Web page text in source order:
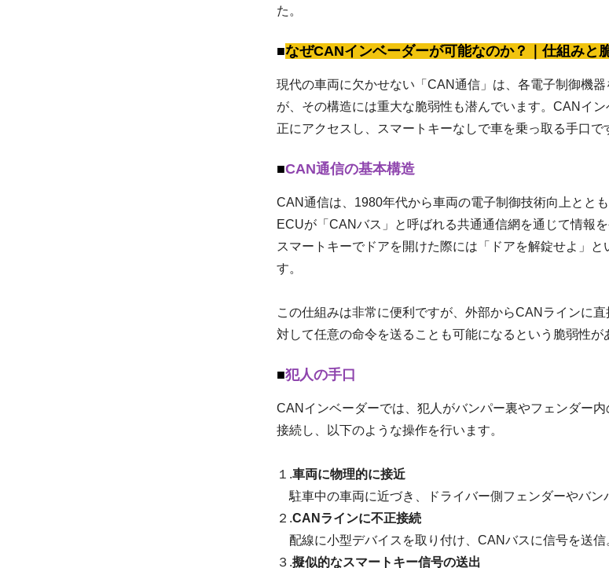
た。
なぜCANインベーダーが可能なのか？｜仕組みと
現代の車両に欠かせない「CAN通信」は、各電子制御機
が、その構造には重大な脆弱性も潜んでいます。CANイ
正にアクセスし、スマートキーなしで車を乗っ取る手口で
CAN通信の基本構造
CAN通信は、1980年代から車両の電子制御技術向上とと
ECUが「CANバス」と呼ばれる共通通信網を通じて情報
スマートキーでドアを開けた際には「ドアを解錠せよ」と
す。
この仕組みは非常に便利ですが、外部からCANラインに
対して任意の命令を送ることも可能になるという脆弱性が
犯人の手口
CANインベーダーでは、犯人がバンパー裏やフェンダー
接続し、以下のような操作を行います。
１.車両に物理的に接近
駐車中の車両に近づき、ドライバー側フェンダーやバン
２.CANラインに不正接続
配線に小型デバイスを取り付け、CANバスに信号を送信
３.擬似的なスマートキー信号の送出